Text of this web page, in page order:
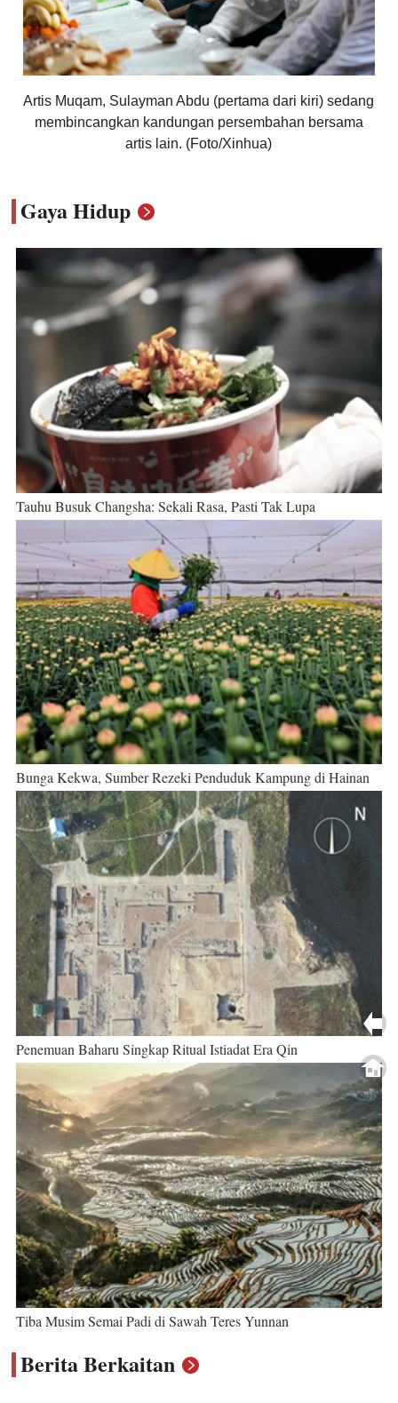
Artis Muqam, Sulayman Abdu (pertama dari kiri) sedang
membincangkan kandungan persembahan bersama
artis lain. (Foto/Xinhua)
Gaya Hidup
Tauhu Busuk Changsha: Sekali Rasa, Pasti Tak Lupa
Bunga Kekwa, Sumber Rezeki Penduduk Kampung di Hainan
Penemuan Baharu Singkap Ritual Istiadat Era Qin
Tiba Musim Semai Padi di Sawah Teres Yunnan
Berita Berkaitan